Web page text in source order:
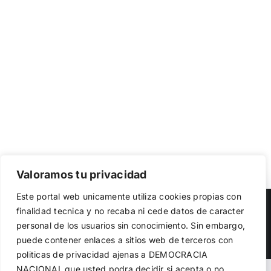
Valoramos tu privacidad
Este portal web unicamente utiliza cookies propias con
finalidad tecnica y no recaba ni cede datos de caracter
personal de los usuarios sin conocimiento. Sin embargo,
puede contener enlaces a sitios web de terceros con
politicas de privacidad ajenas a DEMOCRACIA
NACIONAL que usted podra decidir si acepta o no
Copyright 2023 | Democracia Nacional | All Rights Reserved
Facebook
TwitterInstagram
el funcionamiento de la web, medir su uso y mejorar
nuestros servicios. Puede aceptar todas las cookies,
rechazar las no necesarias o configurar sus preferencias.
Política de cookies
Aceptar todo